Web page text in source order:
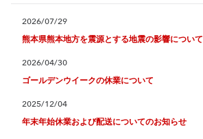
2026/07/29
熊本県熊本地方を震源とする地震の影響について
2026/04/30
ゴールデンウイークの休業について
2025/12/04
年末年始休業および配送についてのお知らせ